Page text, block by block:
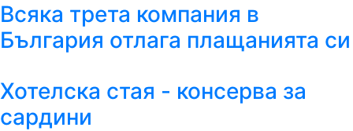
Всяка трета компания в
България отлага плащанията си
Хотелска стая - консерва за
сардини